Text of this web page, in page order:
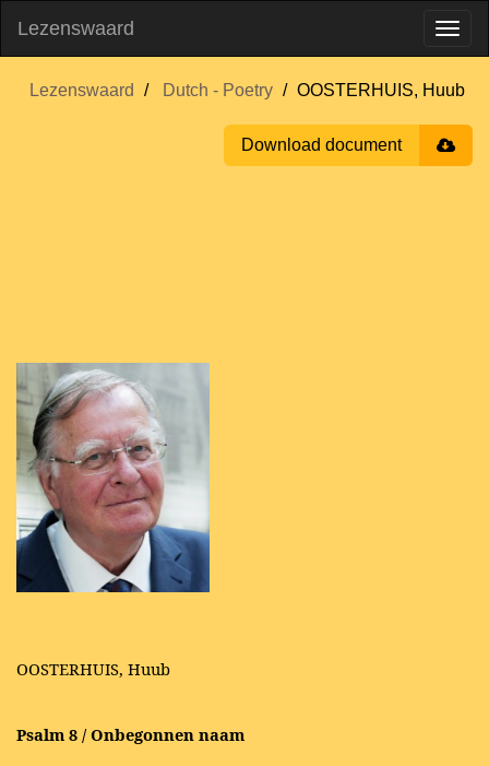
Lezenswaard
Lezenswaard Dutch - Poetry OOSTERHUIS, Huub
Download document
OOSTERHUIS, Huub
Psalm 8 / Onbegonnen naam